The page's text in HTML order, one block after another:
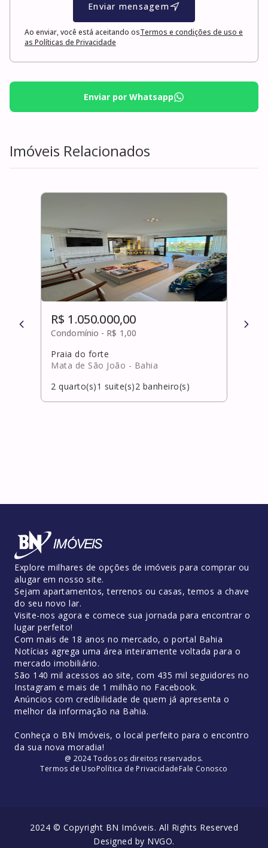
Enviar mensagem
Ao enviar, você está aceitando osTermos e condições de uso e
as Políticas de Privacidade
Enviar por Whatsapp
Imóveis Relacionados
R$ 1.050.000,00
Condomínio - R$ 1,00
Praia do forte
Mata de São João - Bahia
2 quarto(s)1 suite(s)2 banheiro(s)
R$
Explore milhares de opções de imóveis para comprar ou
alugar em nosso site.
Sejam apartamentos, terrenos ou casas, temos a chave
do seu novo lar.
Visite-nos agora e comece sua jornada para encontrar o
lugar perfeito!
Com mais de 18 anos no mercado, o portal Bahia
Notícias agrega uma área inteiramente voltada para o
mercado imobiliário.
São 140 mil acessos ao site, com 435 mil seguidores no
Instagram e mais de 1 milhão no Facebook.
Anúncios com credibilidade de quem já apresenta o
melhor da informação na Bahia.
Conheça o BN Imóveis, o local perfeito para o encontro
da sua nova moradia!
@ 2024 Todos os direitos reservados.
Termos de UsoPolítica de PrivacidadeFale Conosco
2024 © Copyright BN Imóveis. All Rights Reserved
Designed by NVGO.